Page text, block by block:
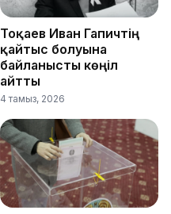
Тоқаев Иван Гапичтің
қайтыс болуына
байланысты көңіл
айтты
4 тамыз, 2026